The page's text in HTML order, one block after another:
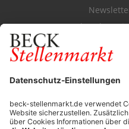
Durchsuchen
FÜR